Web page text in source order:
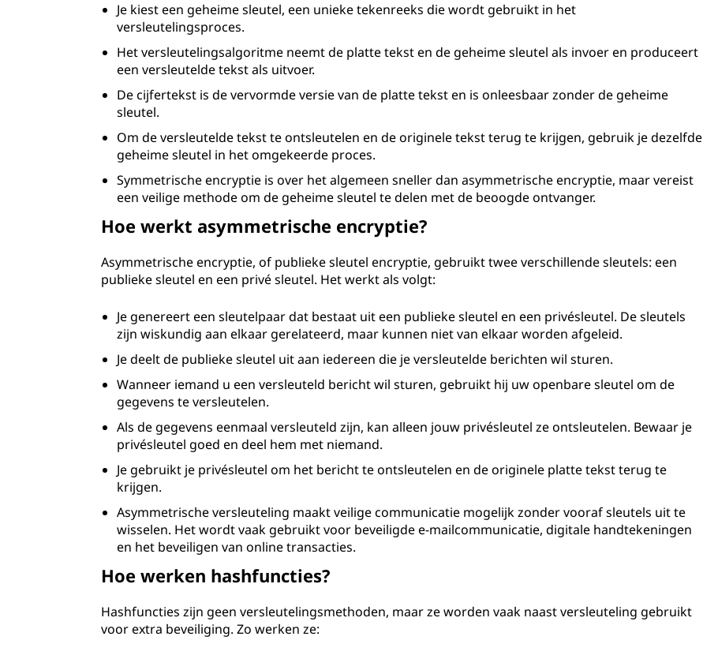
Je kiest een geheime sleutel, een unieke tekenreeks die wordt gebruikt in het
versleutelingsproces.
Het versleutelingsalgoritme neemt de platte tekst en de geheime sleutel als invoer en produceert
een versleutelde tekst als uitvoer.
De cijfertekst is de vervormde versie van de platte tekst en is onleesbaar zonder de geheime
sleutel.
Om de versleutelde tekst te ontsleutelen en de originele tekst terug te krijgen, gebruik je dezelfde
geheime sleutel in het omgekeerde proces.
Symmetrische encryptie is over het algemeen sneller dan asymmetrische encryptie, maar vereist
een veilige methode om de geheime sleutel te delen met de beoogde ontvanger.
Hoe werkt asymmetrische encryptie?
Asymmetrische encryptie, of publieke sleutel encryptie, gebruikt twee verschillende sleutels: een
publieke sleutel en een privé sleutel. Het werkt als volgt:
Je genereert een sleutelpaar dat bestaat uit een publieke sleutel en een privésleutel. De sleutels
zijn wiskundig aan elkaar gerelateerd, maar kunnen niet van elkaar worden afgeleid.
Je deelt de publieke sleutel uit aan iedereen die je versleutelde berichten wil sturen.
Wanneer iemand u een versleuteld bericht wil sturen, gebruikt hij uw openbare sleutel om de
gegevens te versleutelen.
Als de gegevens eenmaal versleuteld zijn, kan alleen jouw privésleutel ze ontsleutelen. Bewaar je
privésleutel goed en deel hem met niemand.
Je gebruikt je privésleutel om het bericht te ontsleutelen en de originele platte tekst terug te
krijgen.
Asymmetrische versleuteling maakt veilige communicatie mogelijk zonder vooraf sleutels uit te
wisselen. Het wordt vaak gebruikt voor beveiligde e-mailcommunicatie, digitale handtekeningen
en het beveiligen van online transacties.
Hoe werken hashfuncties?
Hashfuncties zijn geen versleutelingsmethoden, maar ze worden vaak naast versleuteling gebruikt
voor extra beveiliging. Zo werken ze: